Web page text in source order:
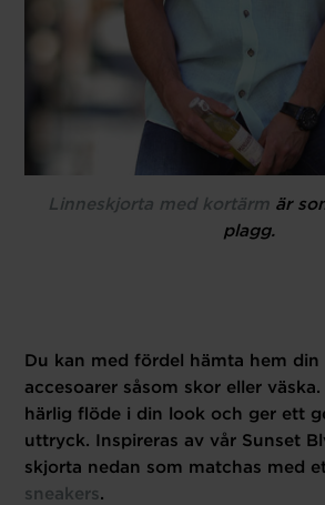
Linneskjorta med kortärm är
plagg.
Du kan med fördel hämta hem din
accesoarer såsom skor eller
härlig flöde i din look och ger ett
uttryck. Inspireras av vår Sunset
skjorta nedan som matchas med
sneakers.